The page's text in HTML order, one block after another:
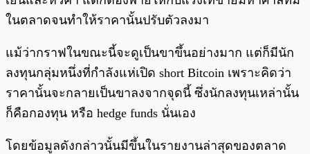
ในตลาดจนทำให้ราคานั้นปรับตัวลงมา
แม้ว่ากราฟในขณะนี้จะดูเป็นขาขึ้นอย่างมาก แต่ก็มีนัก
ลงทุนกลุ่มหนึ่งที่กำลังแห่เปิด short Bitcoin เพราะคิดว่า
ราคานั้นจะกลายเป็นขาลงจากจุดนี้ ซึ่งนักลงทุนเหล่านั้น
ก็คือกองทุน หรือ hedge funds นั่นเอง
โดยข้อมูลดังกล่าวนั้นมีขึ้นในรายงานล่าสุดของตลาด